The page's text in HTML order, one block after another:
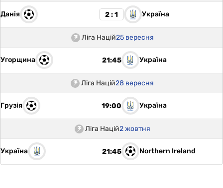
Данія 2 : 1 Україна
Ліга Націй25 вересня
Угорщина 21:45 Україна
Ліга Націй28 вересня
Грузія 19:00 Україна
Ліга Націй2 жовтня
Україна 21:45 Northern Ireland